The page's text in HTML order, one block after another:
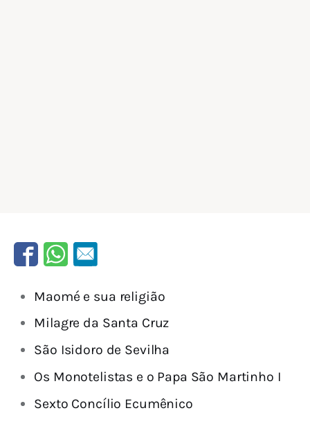
Maomé e sua religião
Milagre da Santa Cruz
São Isidoro de Sevilha
Os Monotelistas e o Papa São Martinho I
Sexto Concílio Ecumênico